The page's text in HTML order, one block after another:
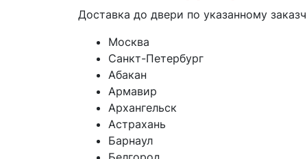
Доставка до двери по указанному
Москва
Санкт-Петербург
Абакан
Армавир
Архангельск
Астрахань
Барнаул